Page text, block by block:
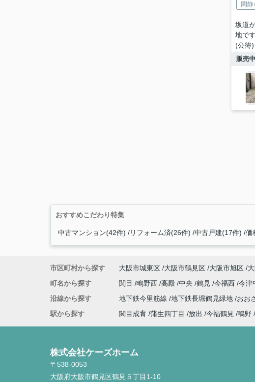
閑
坂道
地で
(公簿
販売
おすすめこだわり特集
中古マンション(42件) リフォーム済(26件) 中古戸建(17件) 価
市区町村から探す 大阪市城東区 大阪市鶴見区 大阪市旭区
町名から探す
関目 鴫野西 高殿 中央 鶴見 今福西 今津
沿線から探す
地下鉄今里筋線 地下鉄長堀鶴見緑地 おお
駅から探す
関目成育 蒲生四丁目 放出 今福鶴見 鴫野
株式会社ケーズホーム
〒538-0053
大阪府大阪市鶴見区鶴見５丁目1-10